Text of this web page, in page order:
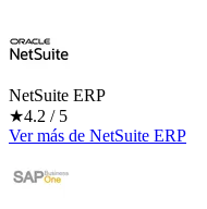
NetSuite ERP
★4.2 / 5
Ver más de NetSuite ERP